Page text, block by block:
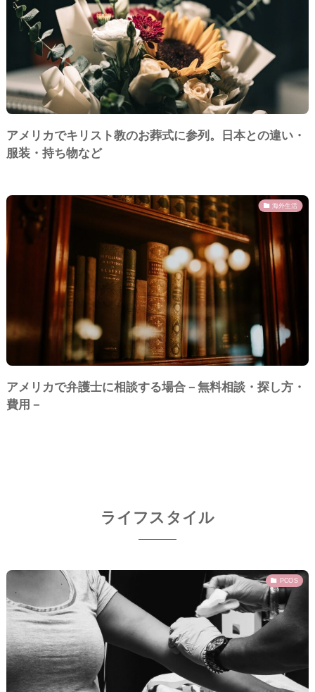
アメリカでキリスト教のお葬式に参列。日本との違い・
服装・持ち物など
海外生活
アメリカで弁護士に相談する場合－無料相談・探し方・
費用－
ライフスタイル
PCOS